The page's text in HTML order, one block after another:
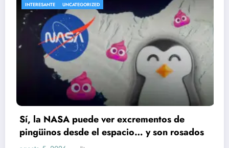
ver excrementos de
espacio… y son rosados
ENTRETENIMIENTO
Cae presunto
Ruiz; huellas